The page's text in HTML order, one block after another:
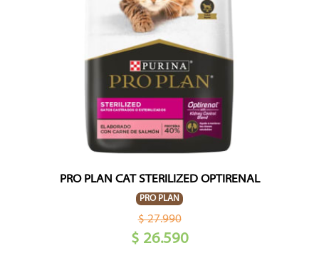
PRO PLAN CAT STERILIZED OPTIRENAL
PRO PLAN
$ 27.990
$ 26.590